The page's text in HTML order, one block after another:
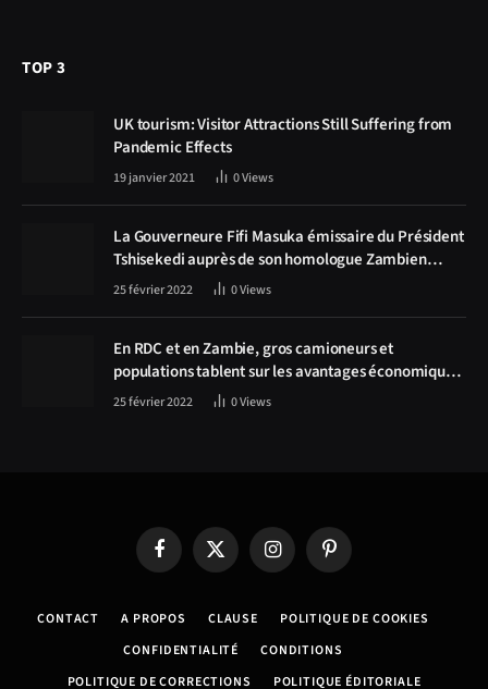
TOP 3
UK tourism: Visitor Attractions Still Suffering from
Pandemic Effects
19 janvier 2021 0Views
La Gouverneure Fifi Masuka émissaire du Président
Tshisekedi auprès de son homologue Zambien
Hichilema, la construction de la route Kolwezi -
25 février 2022 0Views
En RDC et en Zambie, gros camioneurs et
populations tablent sur les avantages économiques
de la route Kolwezi-Solwezi
25 février 2022 0Views
FacebookX
(Twitter)
InstagramPinterest
CONTACT A PROPOS CLAUSE
POLITIQUE DE COOKIES
CONFIDENTIALITÉ
CONDITIONS
POLITIQUE DE CORRECTIONS
POLITIQUE ÉDITORIALE